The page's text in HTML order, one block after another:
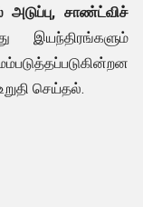
சாண்ட்விச்
செய்தல்.